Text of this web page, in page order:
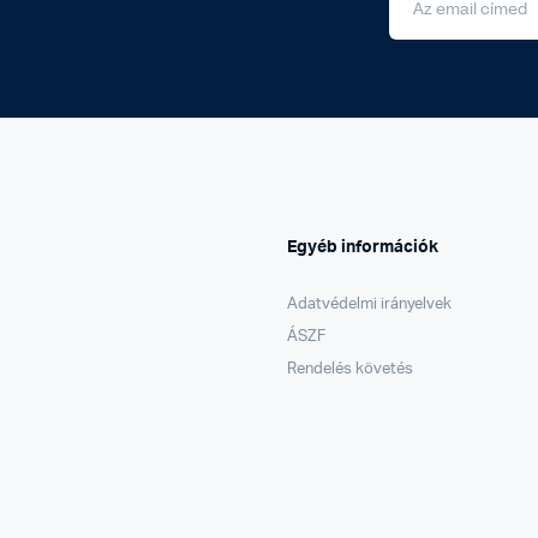
Egyéb információk
Adatvédelmi irányelvek
ÁSZF
Rendelés követés